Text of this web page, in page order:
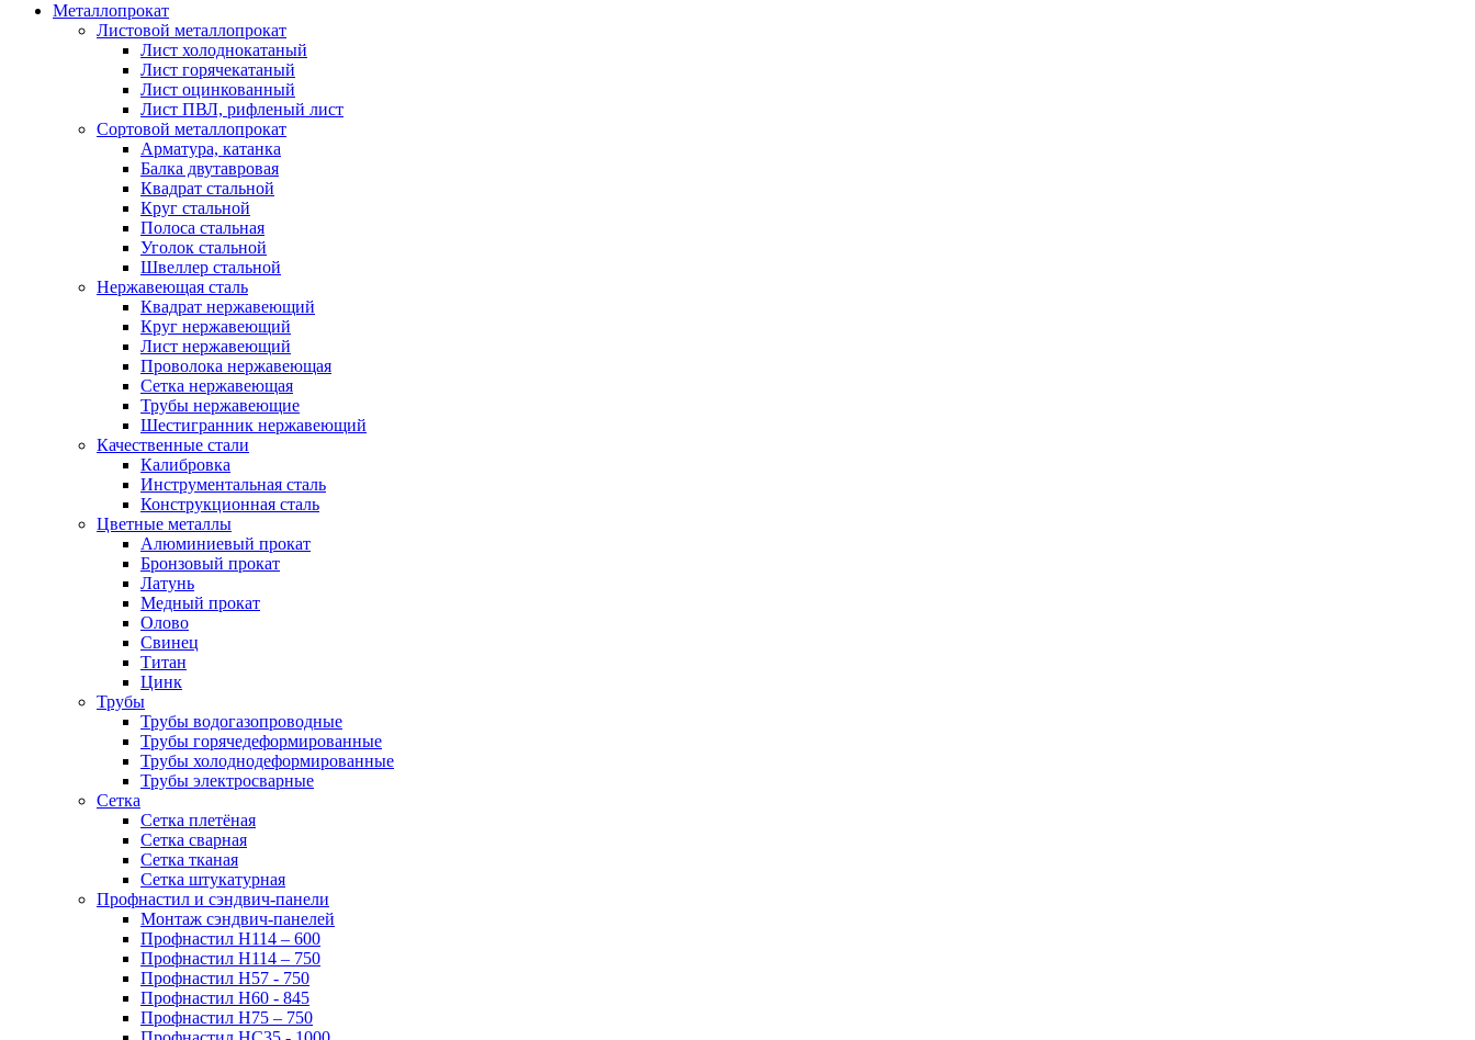
Металлопрокат
Листовой металлопрокат
Лист холоднокатаный
Лист горячекатаный
Лист оцинкованный
Лист ПВЛ, рифленый лист
Сортовой металлопрокат
Арматура, катанка
Балка двутавровая
Квадрат стальной
Круг стальной
Полоса стальная
Уголок стальной
Швеллер стальной
Нержавеющая сталь
Квадрат нержавеющий
Круг нержавеющий
Лист нержавеющий
Проволока нержавеющая
Сетка нержавеющая
Трубы нержавеющие
Шестигранник нержавеющий
Качественные стали
Калибровка
Инструментальная сталь
Конструкционная сталь
Цветные металлы
Алюминиевый прокат
Бронзовый прокат
Латунь
Медный прокат
Олово
Свинец
Титан
Цинк
Трубы
Трубы водогазопроводные
Трубы горячедеформированные
Трубы холоднодеформированные
Трубы электросварные
Сетка
Сетка плетёная
Сетка сварная
Сетка тканая
Сетка штукатурная
Профнастил и сэндвич-панели
Монтаж сэндвич-панелей
Профнастил Н114 – 600
Профнастил Н114 – 750
Профнастил Н57 - 750
Профнастил Н60 - 845
Профнастил Н75 – 750